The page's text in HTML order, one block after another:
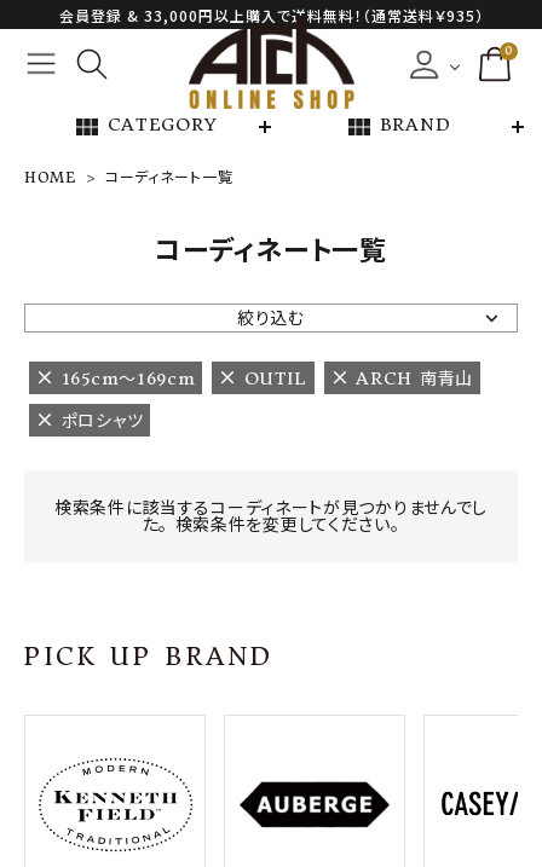
会員登録 & 33,000円以上購入で送料無料！（通常送料￥935）
0
view_module CATEGORY view_module BRAND
NEW ARRIVAL
ARCH EXCLUSIVE
BRAND
CATEGORY
プライバシーポリシー
特定商取引法について
お問い合わせ
OFFICIAL WEB SITE
HOME コーディネート一覧
コーディネート一覧
絞り込む
165cm〜169cm OUTIL
ARCH 南青山
ポロシャツ
検索条件に該当するコーディネートが見つかりませんでし
た。 検索条件を変更してください。
PICK UP BRAND